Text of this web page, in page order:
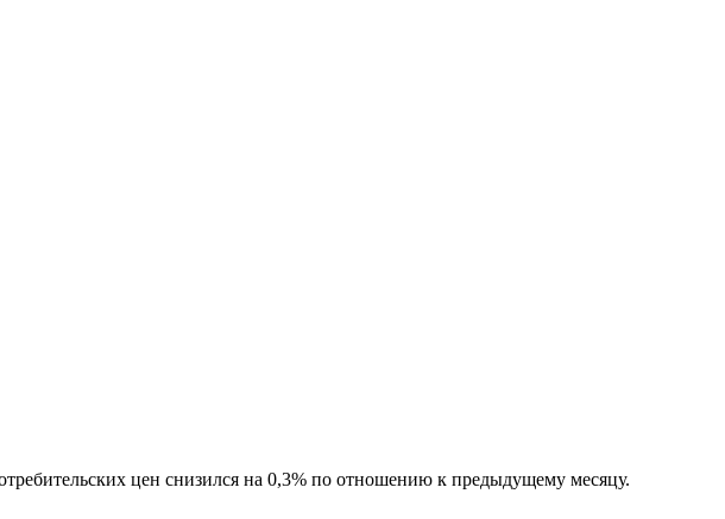
цен снизился на 0,3% по отношению к предыдущему месяцу.